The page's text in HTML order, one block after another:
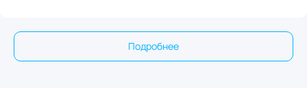
Подробнее